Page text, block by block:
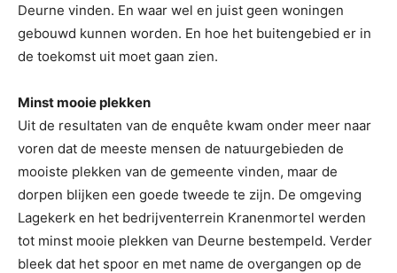
Deurne vinden. En waar wel en juist geen woningen
gebouwd kunnen worden. En hoe het buitengebied er in
de toekomst uit moet gaan zien.
Minst mooie plekken
Uit de resultaten van de enquête kwam onder meer naar
voren dat de meeste mensen de natuurgebieden de
mooiste plekken van de gemeente vinden, maar de
dorpen blijken een goede tweede te zijn. De omgeving
Lagekerk en het bedrijventerrein Kranenmortel werden
tot minst mooie plekken van Deurne bestempeld. Verder
bleek dat het spoor en met name de overgangen op de